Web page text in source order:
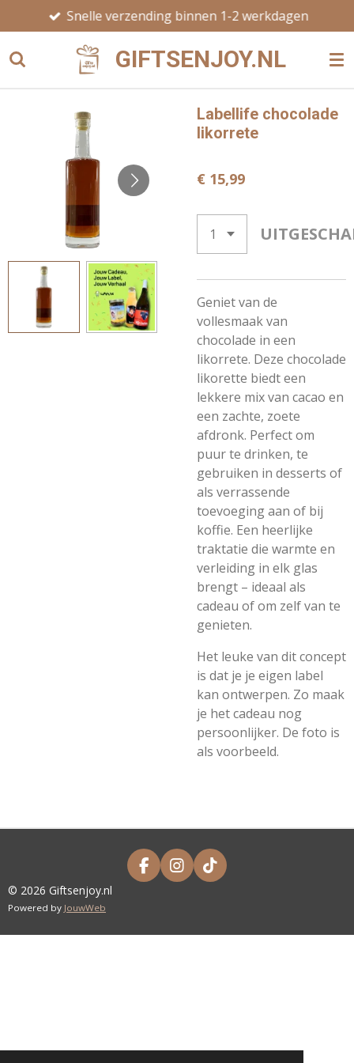
direct
naar
GIFTSENJOY.NL
Snelle verzending binnen 1-2 werkdagen
Labellife chocolade
likorrete
€ 15,99
Geniet van de
vollesmaak van
chocolade in een
likorrete. Deze chocolade
likorette biedt een
lekkere mix van cacao en
een zachte, zoete
afdronk. Perfect om
puur te drinken, te
gebruiken in desserts of
als verrassende
toevoeging aan of bij
koffie. Een heerlijke
traktatie die warmte en
verleiding in elk glas
brengt – ideaal als
cadeau of om zelf van te
genieten.
Het leuke van dit concept
is dat je je eigen label
kan ontwerpen. Zo maak
je het cadeau nog
persoonlijker. De foto is
als voorbeeld.
F
A
B
I
N
A
T
I
O
© 2026 Giftsenjoy.nl
Powered by JouwWeb